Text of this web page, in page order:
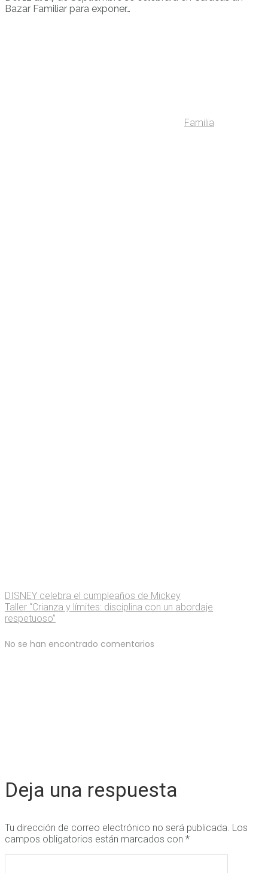
Bazar Familiar para exponer…
Familia
DISNEY celebra el cumpleaños de Mickey
Taller “Crianza y límites: disciplina con un abordaje
respetuoso”
No se han encontrado comentarios
Deja una respuesta
Tu dirección de correo electrónico no será publicada. Los
campos obligatorios están marcados con *